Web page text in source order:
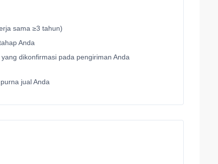
sama ≥3 tahun)
Anda
dikonfirmasi pada pengiriman Anda
jual Anda